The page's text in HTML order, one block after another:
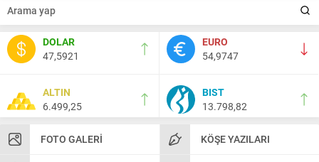
DOLAR
47,5921
EURO
54,9747
ALTIN
6.499,25
BIST
13.798,82
FOTO GALERI KÖŞE YAZILARI